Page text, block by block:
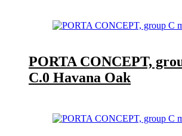
PORTA CONCEPT,
C.0 Havana Oak